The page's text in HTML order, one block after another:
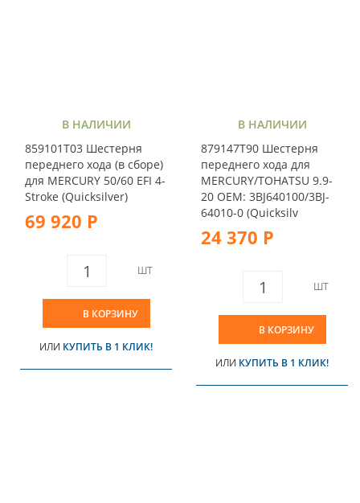
В НАЛИЧИИ
859101T03 Шестерня
переднего хода (в сборе)
для MERCURY 50/60 EFI 4-
Stroke (Quicksilver)
69 920 Р
ШТ
В КОРЗИНУ
ИЛИ КУПИТЬ В 1 КЛИК!
В НАЛИЧИИ
879147T90 Шестерня
переднего хода для
MERCURY/TOHATSU 9.9-
20 OEM: 3BJ640100/3BJ-
64010-0 (Quicksilv
24 370 Р
ШТ
В КОРЗИНУ
ИЛИ КУПИТЬ В 1 КЛИК!